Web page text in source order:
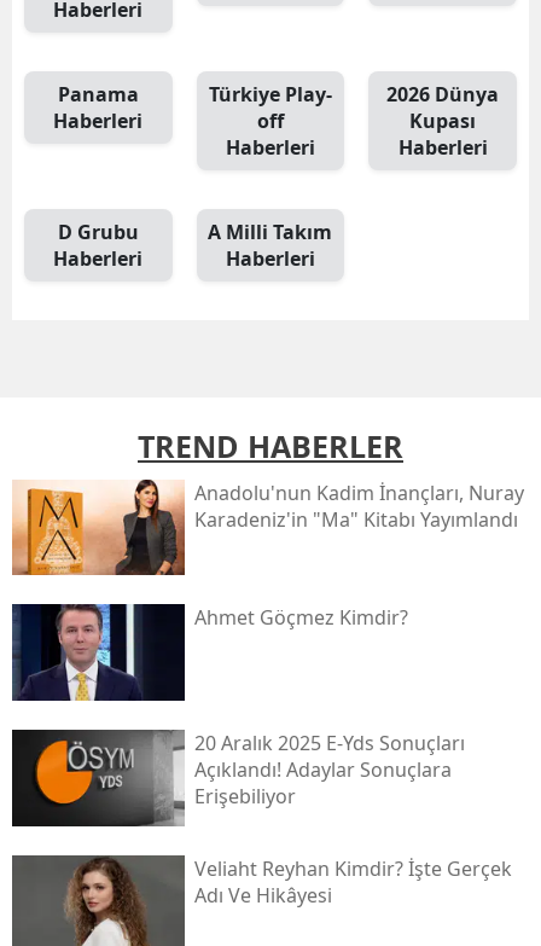
Haberleri
Panama
Haberleri
Türkiye Play-
off
Haberleri
2026 Dünya
Kupası
Haberleri
D Grubu
Haberleri
A Milli Takım
Haberleri
TREND HABERLER
Anadolu'nun Kadim İnançları, Nuray
Karadeniz'in "ma" Kitabı Yayımlandı
Ahmet Göçmez Kimdir?
20 Aralık 2025 E-Yds Sonuçları
Açıklandı! Adaylar Sonuçlara
Erişebiliyor
Veliaht Reyhan Kimdir? İşte Gerçek
Adı Ve Hikâyesi